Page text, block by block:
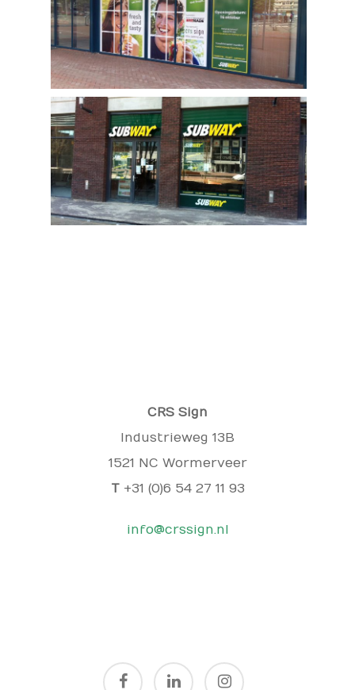
CRS Sign
Industrieweg 13B
1521 NC Wormerveer
T+31 (0)6 54 27 11 93
info@crssign.nl